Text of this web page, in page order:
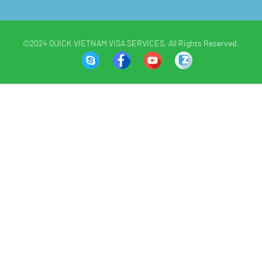
©2024 QUICK VIETNAM VISA SERVICES, All Rights Reserved.